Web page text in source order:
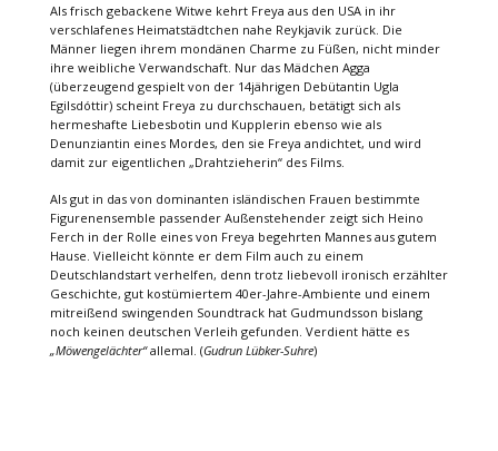
Als frisch gebackene Witwe kehrt Freya aus den USA in ihr
verschlafenes Heimatstädtchen nahe Reykjavik zurück. Die
Männer liegen ihrem mondänen Charme zu Füßen, nicht minder
ihre weibliche Verwandschaft. Nur das Mädchen Agga
(überzeugend gespielt von der 14jährigen Debütantin Ugla
Egilsdóttir) scheint Freya zu durchschauen, betätigt sich als
hermeshafte Liebesbotin und Kupplerin ebenso wie als
Denunziantin eines Mordes, den sie Freya andichtet, und wird
damit zur eigentlichen „Drahtzieherin“ des Films.
Als gut in das von dominanten isländischen Frauen bestimmte
Figurenensemble passender Außenstehender zeigt sich Heino
Ferch in der Rolle eines von Freya begehrten Mannes aus gutem
Hause. Vielleicht könnte er dem Film auch zu einem
Deutschlandstart verhelfen, denn trotz liebevoll ironisch erzählter
Geschichte, gut kostümiertem 40er-Jahre-Ambiente und einem
mitreißend swingenden Soundtrack hat Gudmundsson bislang
noch keinen deutschen Verleih gefunden. Verdient hätte es
„Möwengelächter“allemal. (Gudrun Lübker-Suhre)